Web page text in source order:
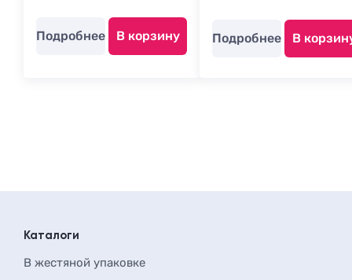
Подробнее В корзину Подробнее В
Каталоги
В жестяной упаковке